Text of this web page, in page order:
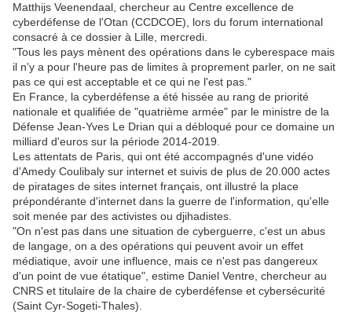
Matthijs Veenendaal, chercheur au Centre excellence de
cyberdéfense de l'Otan (CCDCOE), lors du forum international
consacré à ce dossier à Lille, mercredi.
"Tous les pays mènent des opérations dans le cyberespace mais
il n'y a pour l'heure pas de limites à proprement parler, on ne sait
pas ce qui est acceptable et ce qui ne l'est pas."
En France, la cyberdéfense a été hissée au rang de priorité
nationale et qualifiée de "quatrième armée" par le ministre de la
Défense Jean-Yves Le Drian qui a débloqué pour ce domaine un
milliard d'euros sur la période 2014-2019.
Les attentats de Paris, qui ont été accompagnés d'une vidéo
d'Amedy Coulibaly sur internet et suivis de plus de 20.000 actes
de piratages de sites internet français, ont illustré la place
prépondérante d'internet dans la guerre de l'information, qu'elle
soit menée par des activistes ou djihadistes.
"On n'est pas dans une situation de cyberguerre, c'est un abus
de langage, on a des opérations qui peuvent avoir un effet
médiatique, avoir une influence, mais ce n'est pas dangereux
d'un point de vue étatique", estime Daniel Ventre, chercheur au
CNRS et titulaire de la chaire de cyberdéfense et cybersécurité
(Saint Cyr-Sogeti-Thales).